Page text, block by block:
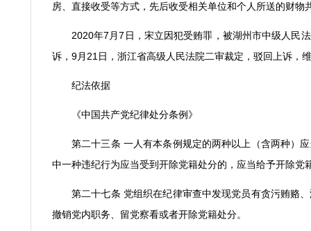
房、直接收受等方式，先后收受相关单位和个人所送的财物
2020年7 月7 日，宋立因犯受贿罪，被湖州市中级人民
诉， 9月 21 日，浙江省高级人民法院二审裁定，驳回上诉，
纪法依据
《中国共产党纪律处分条例》
第二十三条 一人有本条例规定的两种以上（含两种）
中一种违纪行为应当受到开除党籍处分的，应当给予开除党
第二十七条 党组织在纪律审查中发现党员有贪污贿赂
撤销党内职务、留党察看或者开除党籍处分。